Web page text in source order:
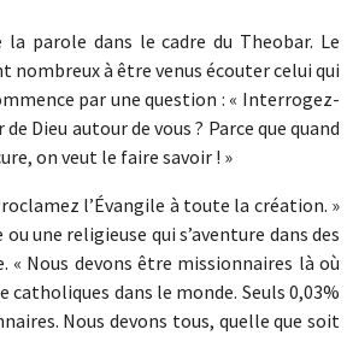
parole dans le cadre du Theobar. Le
nombreux à être venus écouter celui qui
par une question : « Interrogez-
Dieu autour de vous ? Parce que quand
on veut le faire savoir ! »
l’Évangile à toute la création. »
une religieuse qui s’aventure dans des
Nous devons être missionnaires là où
catholiques dans le monde. Seuls 0,03%
Nous devons tous, quelle que soit